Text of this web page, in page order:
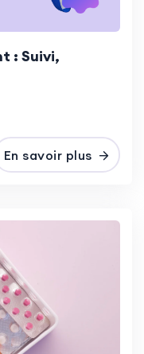
: Suivi,
En savoir plus